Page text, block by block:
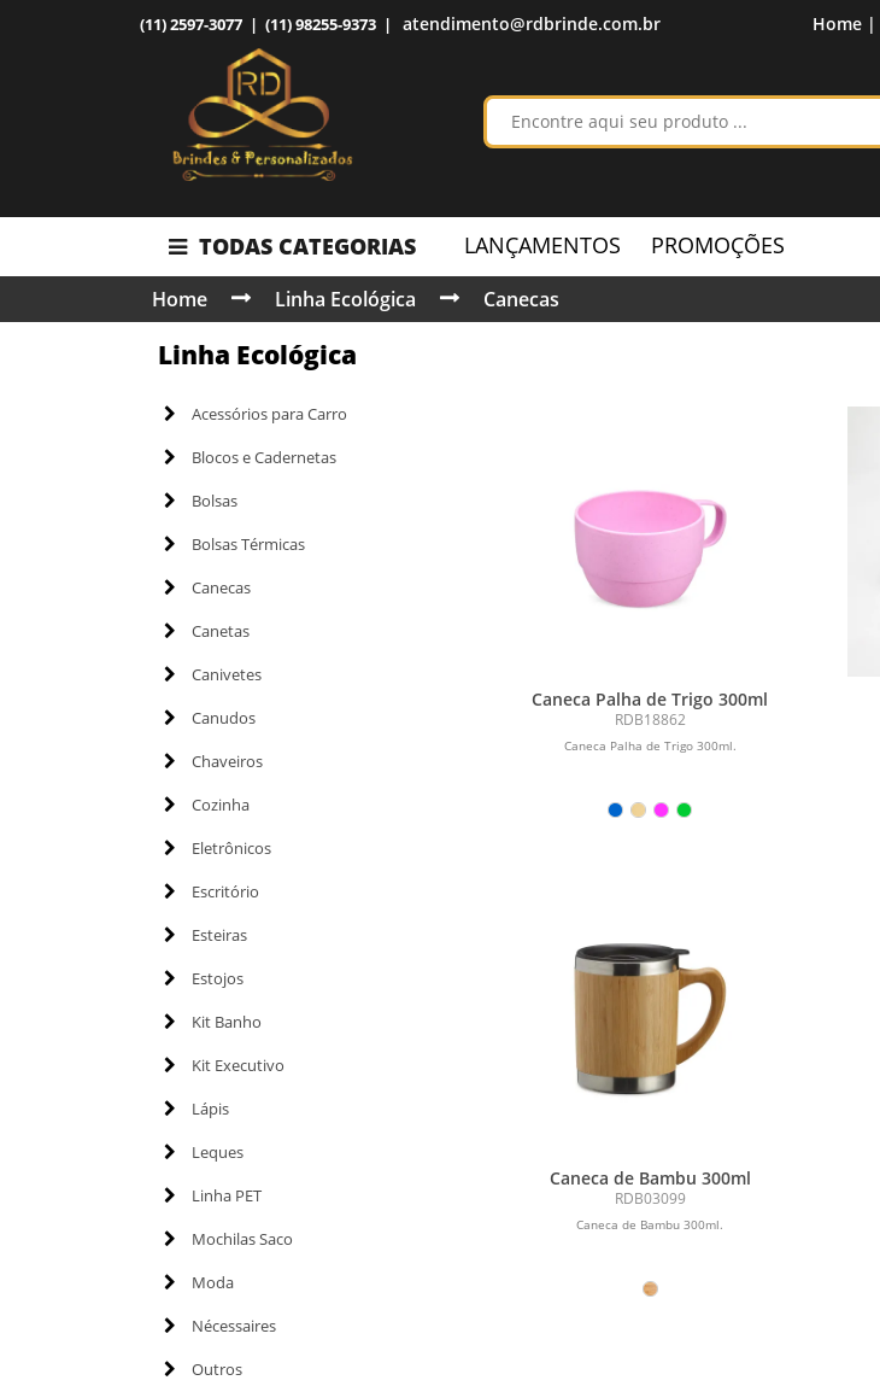
(11) 2597-3077 | (11) 98255-9373 | atendimento@rdbrinde.com.br Home |
TODAS CATEGORIAS LANÇAMENTOS PROMOÇÕES
Home Linha Ecológica Canecas
Linha Ecológica
Acessórios para Carro
Blocos e Cadernetas
Bolsas
Bolsas Térmicas
Canecas
Canetas
Canivetes
Canudos
Chaveiros
Cozinha
Eletrônicos
Escritório
Esteiras
Estojos
Kit Banho
Kit Executivo
Lápis
Leques
Linha PET
Mochilas Saco
Moda
Nécessaires
Outros
Caneca Palha de Trigo 300ml
RDB18862
Caneca Palha de Trigo 300ml.
Caneca de Bambu 300ml
RDB03099
Caneca de Bambu 300ml.